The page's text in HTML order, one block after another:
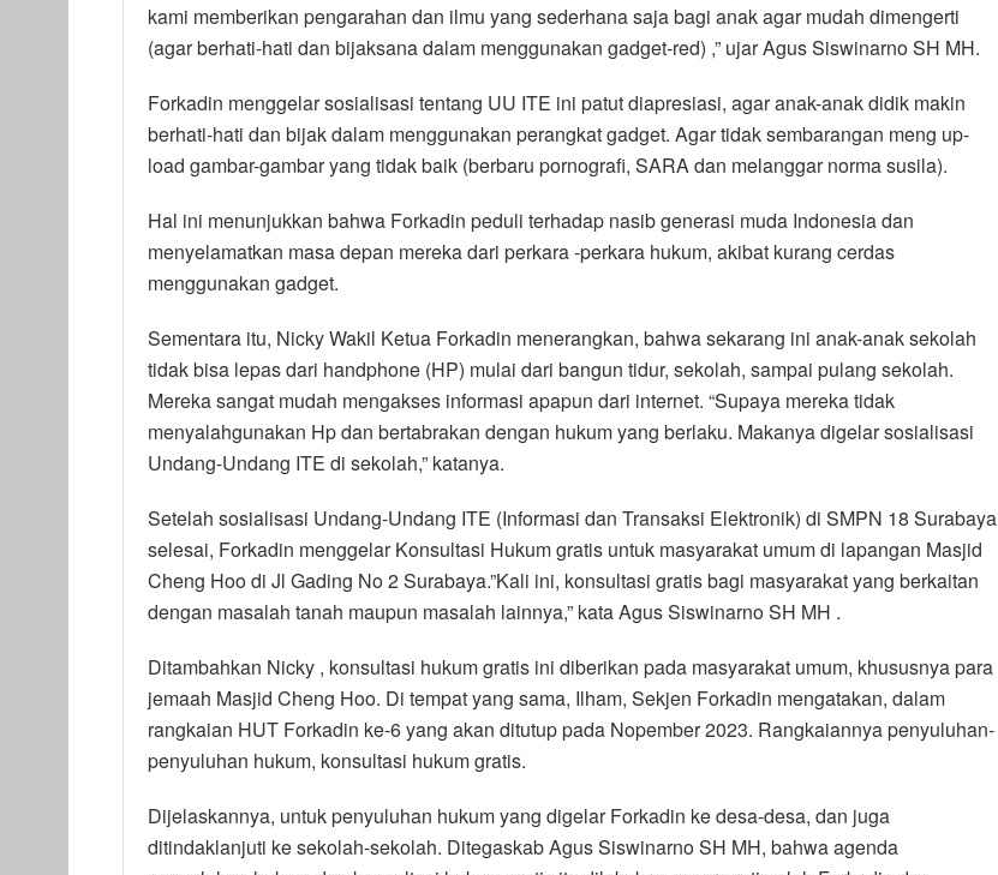
kami memberikan pengarahan dan ilmu yang sederhana saja bagi anak agar mudah dimengerti
(agar berhati-hati dan bijaksana dalam menggunakan gadget-red) ,” ujar Agus Siswinarno SH MH.
Forkadin menggelar sosialisasi tentang UU ITE ini patut diapresiasi, agar anak-anak didik makin
berhati-hati dan bijak dalam menggunakan perangkat gadget. Agar tidak sembarangan meng up-
load gambar-gambar yang tidak baik (berbaru pornografi, SARA dan melanggar norma susila).
Hal ini menunjukkan bahwa Forkadin peduli terhadap nasib generasi muda Indonesia dan
menyelamatkan masa depan mereka dari perkara -perkara hukum, akibat kurang cerdas
menggunakan gadget.
Sementara itu, Nicky Wakil Ketua Forkadin menerangkan, bahwa sekarang ini anak-anak sekolah
tidak bisa lepas dari handphone (HP) mulai dari bangun tidur, sekolah, sampai pulang sekolah.
Mereka sangat mudah mengakses informasi apapun dari internet. “Supaya mereka tidak
menyalahgunakan Hp dan bertabrakan dengan hukum yang berlaku. Makanya digelar sosialisasi
Undang-Undang ITE di sekolah,” katanya.
Setelah sosialisasi Undang-Undang ITE (Informasi dan Transaksi Elektronik) di SMPN 18 Surabaya
selesai, Forkadin menggelar Konsultasi Hukum gratis untuk masyarakat umum di lapangan Masjid
Cheng Hoo di Jl Gading No 2 Surabaya.”Kali ini, konsultasi gratis bagi masyarakat yang berkaitan
dengan masalah tanah maupun masalah lainnya,” kata Agus Siswinarno SH MH .
Ditambahkan Nicky , konsultasi hukum gratis ini diberikan pada masyarakat umum, khususnya para
jemaah Masjid Cheng Hoo. Di tempat yang sama, Ilham, Sekjen Forkadin mengatakan, dalam
rangkaian HUT Forkadin ke-6 yang akan ditutup pada Nopember 2023. Rangkaiannya penyuluhan-
penyuluhan hukum, konsultasi hukum gratis.
Dijelaskannya, untuk penyuluhan hukum yang digelar Forkadin ke desa-desa, dan juga
ditindaklanjuti ke sekolah-sekolah. Ditegaskab Agus Siswinarno SH MH, bahwa agenda